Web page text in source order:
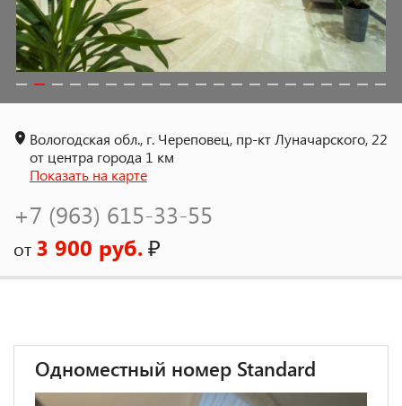
Вологодская обл., г. Череповец, пр-кт Луначарского, 22
от центра города 1 км
Показать на карте
+7 (963) 615-33-55
от 3 900 руб.₽
Одноместный номер Standard